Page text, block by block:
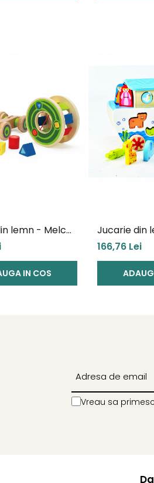
lemn - Melc
de
IN COS
Jucarie din
lui Noe de
de forme
166,76 Lei
Vreau sa